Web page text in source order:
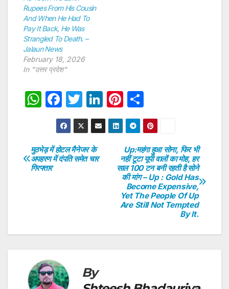
Rupees From His Cousin
And When He Had To
Pay It Back, He Was
Strangled To Death. –
Jalaun News
February 18, 2026
In "उत्तर प्रदेश"
W
s
A
F
a
c
e
b
T
w
itt
er
Li
n
k
Pi
nt
er
e
st
h
ar
e
Post
navigation
Up:महंगा हुआ सोना, फिर भी
नहीं टूटा यूपी वालों का मोह, हर
साल 100 टन बनी रहती है सोने
की मांग – Up : Gold Has
Become Expensive,
Yet The People Of Up
Are Still Not Tempted
By It.
मुठभेड़ में होटल मैनेजर के
अपहरण में दंपति समेत चार
गिरफ्तार
By